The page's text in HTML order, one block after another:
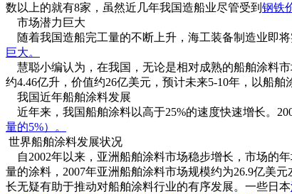
数以上的就有8家，虽然近几年我国造船业尽管受到 钢铁
市场潜力巨大
随着我国造船完工量的不断上升，海工装备制造业即
巨大。
慧聪小编认为，在我国，无论是相对成熟的船舶涂料
约4.46亿升，价值约26亿美元，预计未来5-10年，以船
我国近年船舶涂料发展
近年来，我国船舶涂料以高于25%的速度快速增长。
量的5%）。
世界船舶涂料发展状况
自2002年以来，亚洲船舶涂料市场稳步增长，市场的
量的涂料，2007年亚洲船舶涂料市场规模约为26.9亿美
长无疑有助于推动对船舶涂料行业的有序发展。一些日本